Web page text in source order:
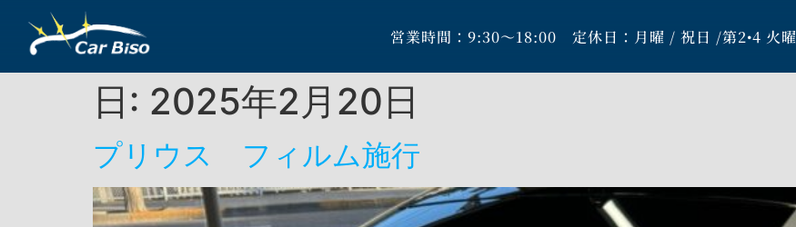
営業時間：9:30～18:00 定休日：月曜 / 祝日 /第2•4 火曜
日: 2025年2月20日
プリウス フィルム施行